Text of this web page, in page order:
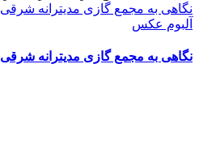
نگاهی به مجمع گازی مدیترانه شرقی
آلبوم عکس
نگاهی به مجمع گازی مدیترانه شرقی